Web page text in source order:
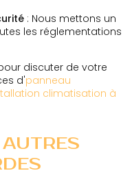
: Nous mettons un
les réglementations
discuter de votre
d'panneau
climatisation à